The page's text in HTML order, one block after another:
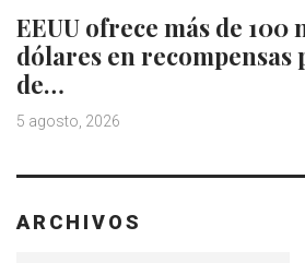
EEUU ofrece más de 100
dólares en recompensas
de…
5 agosto, 2026
ARCHIVOS